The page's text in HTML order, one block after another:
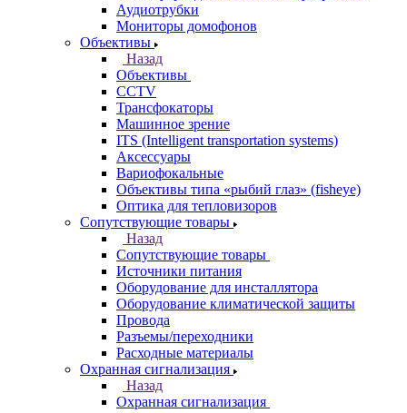
Аудиотрубки
Мониторы домофонов
Объективы
Назад
Объективы
CCTV
Трансфокаторы
Машинное зрение
ITS (Intelligent transportation systems)
Аксессуары
Вариофокальные
Объективы типа «рыбий глаз» (fisheye)
Оптика для тепловизоров
Сопутствующие товары
Назад
Сопутствующие товары
Источники питания
Оборудование для инсталлятора
Оборудование климатической защиты
Провода
Разъемы/переходники
Расходные материалы
Охранная сигнализация
Назад
Охранная сигнализация